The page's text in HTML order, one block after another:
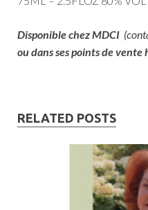
Disponible chez MDCI
ou dans ses points de vente
RELATED POSTS